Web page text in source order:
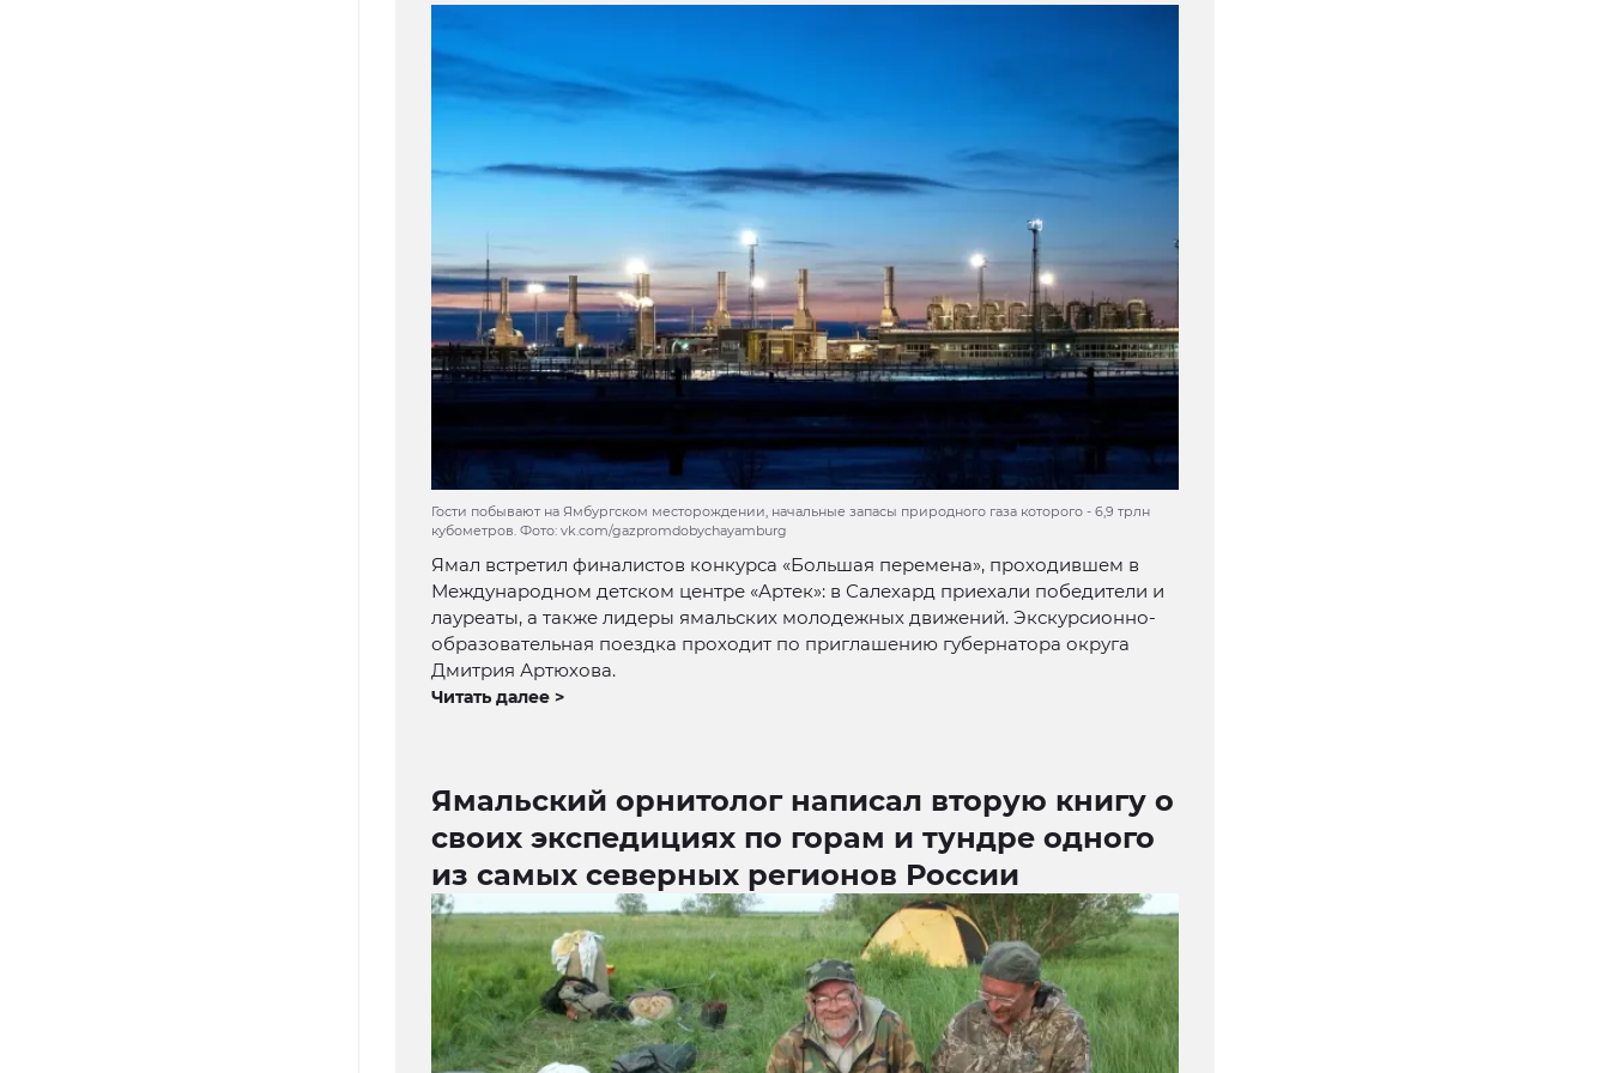
Гости побывают на Ямбургском месторождении, начальные запасы природного газа которого - 6,9 трлн
кубометров. Фото: vk.com/gazpromdobychayamburg
Ямал встретил финалистов конкурса «Большая перемена», проходившем в
Международном детском центре «Артек»: в Салехард приехали победители и
лауреаты, а также лидеры ямальских молодежных движений. Экскурсионно-
образовательная поездка проходит по приглашению губернатора округа
Дмитрия Артюхова.
Читать далее >
Ямальский орнитолог написал вторую книгу о
своих экспедициях по горам и тундре одного
из самых северных регионов России